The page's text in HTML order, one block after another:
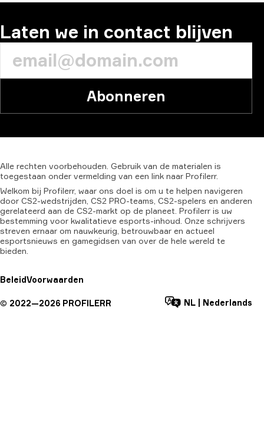
Laten we in contact blijven
Abonneren
Alle rechten voorbehouden. Gebruik van de materialen is
toegestaan onder vermelding van een link naar Profilerr.
Welkom bij Profilerr, waar ons doel is om u te helpen navigeren
door CS2-wedstrijden, CS2 PRO-teams, CS2-spelers en anderen
gerelateerd aan de CS2-markt op de planeet. Profilerr is uw
bestemming voor kwalitatieve esports-inhoud. Onze schrijvers
streven ernaar om nauwkeurig, betrouwbaar en actueel
esportsnieuws en gamegidsen van over de hele wereld te
bieden.
BeleidVoorwaarden
© 2022—2026 PROFILERR NL Nederlands